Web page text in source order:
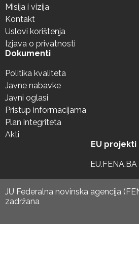
Misija i vizija
Kontakt
Uslovi korištenja
Izjava o privatnosti
Dokumenti
Politika kvaliteta
Javne nabavke
Javni oglasi
Pristup informacijama
Plan integriteta
Akti
EU projekti
EU.FENA.BA
JU Federalna novinska agencija
zadržana